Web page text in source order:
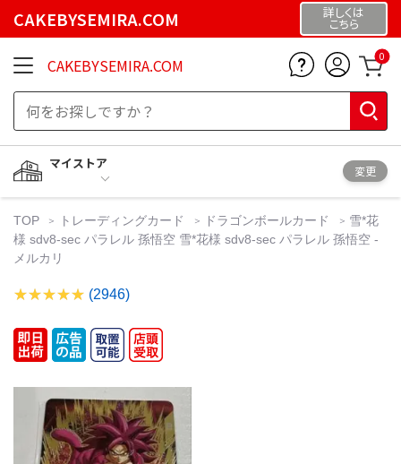
CAKEBYSEMIRA.COM 詳しくは
こちら
CAKEBYSEMIRA.COM 0
マイストア
変更
TOP トレーディングカード ドラゴンボールカード
雪*花
様 sdv8-sec パラレル 孫悟空 雪*花様 sdv8-sec パラレル 孫悟空 -
メルカリ
(2946)